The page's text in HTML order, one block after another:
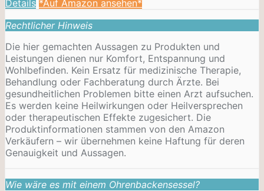
Details *Auf Amazon ansehen*
Rechtlicher Hinweis
Die hier gemachten Aussagen zu Produkten und
Leistungen dienen nur Komfort, Entspannung und
Wohlbefinden. Kein Ersatz für medizinische Therapie,
Behandlung oder Fachberatung durch Ärzte. Bei
gesundheitlichen Problemen bitte einen Arzt aufsuchen.
Es werden keine Heilwirkungen oder Heilversprechen
oder therapeutischen Effekte zugesichert. Die
Produktinformationen stammen von den Amazon
Verkäufern – wir übernehmen keine Haftung für deren
Genauigkeit und Aussagen.
Wie wäre es mit einem Ohrenbackensessel?